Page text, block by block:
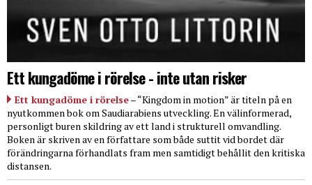
Ett kungadöme i rörelse - inte utan risker
Ett kungadöme i rörelse– “Kingdom in motion” är titeln på en
nyutkommen bok om Saudiarabiens utveckling. En välinformerad,
personligt buren skildring av ett land i strukturell omvandling.
Boken är skriven av en författare som både suttit vid bordet där
förändringarna förhandlats fram men samtidigt behållit den kritiska
distansen.